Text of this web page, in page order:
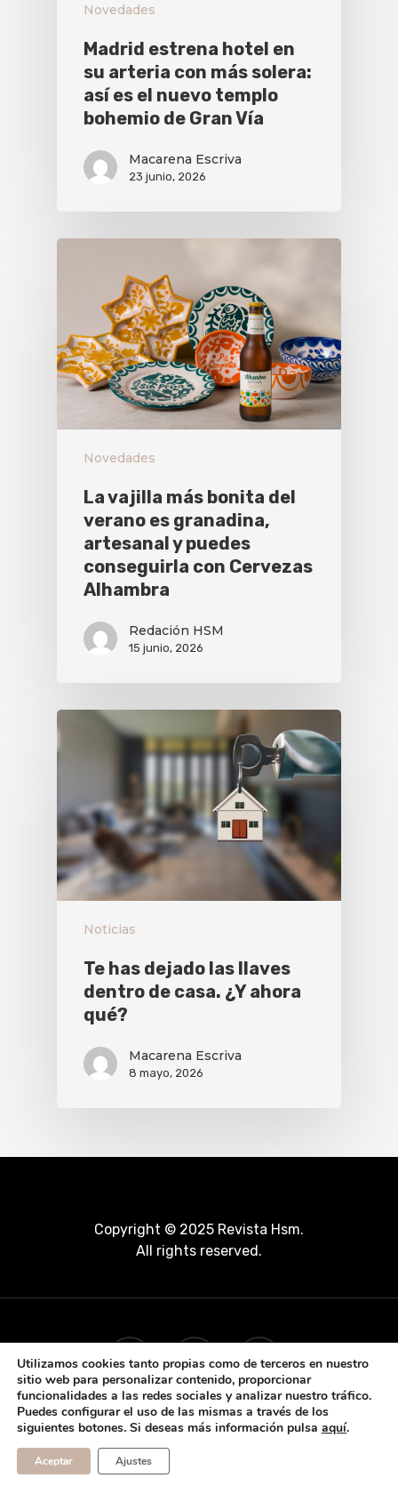
Novedades
Madrid estrena hotel en
su arteria con más solera:
así es el nuevo templo
bohemio de Gran Vía
Macarena Escriva
23 junio, 2026
Novedades
La vajilla más bonita del
verano es granadina,
artesanal y puedes
conseguirla con Cervezas
Alhambra
Redación HSM
15 junio, 2026
Noticias
Te has dejado las llaves
dentro de casa. ¿Y ahora
qué?
Macarena Escriva
8 mayo, 2026
Copyright © 2025 Revista Hsm.
All rights reserved.
Utilizamos cookies tanto propias como de terceros en nuestro
sitio web para personalizar contenido, proporcionar
funcionalidades a las redes sociales y analizar nuestro tráfico.
Puedes configurar el uso de las mismas a través de los
siguientes botones. Si deseas más información pulsa aquí.
Aceptar Ajustes